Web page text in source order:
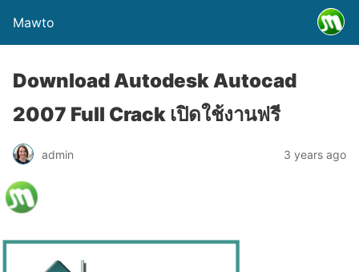
Mawto
Download Autodesk Autocad
2007 Full Crack เปิดใช้งานฟรี
admin 3 years ago